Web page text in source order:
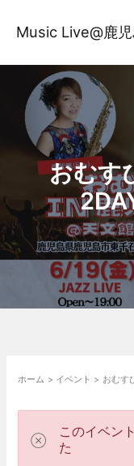
ス
Music Live@鹿児
おむす
ホーム イベント おむす
このイベン
た